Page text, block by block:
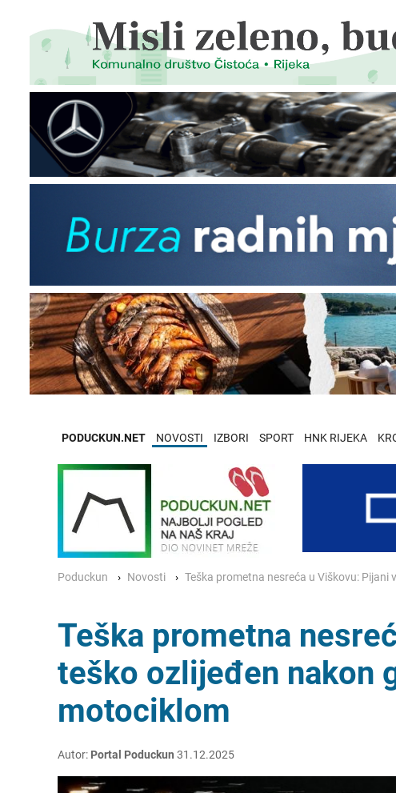
PODUCKUN.NET NOVOSTI IZBORI SPORT HNK RIJEKA
Poduckun Novosti Teška prometna nesreća u Viškovu:
Teška prometna
teško ozlijeđen nakon
motociklom
Autor: Portal Poduckun 31.12.2025